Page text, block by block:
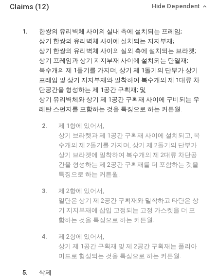
Claims (12) Hide Dependent
한쌍의 유리벽체 사이의 실내 측에 설치되는 프레임;
상기 한쌍의 유리벽체 사이에 설치되는 지지부재;
상기 한쌍의 유리벽체 사이의 실외 측에 설치되는 브라켓;
상기 프레임과 상기 지지부재 사이에 설치되는 단열재;
복수개의 제 1돌기를 가지며, 상기 제 1돌기의 단부가 상기
프레임 및 상기 지지부재와 밀착하여 복수개의 제 1대류 차
단공간을 형성하는 제 1공간 구획재; 및
상기 유리벽체와 상기 제 1공간 구획재 사이에 구비되는 우
레탄 스펀지를 포함하는 것을 특징으로 하는 커튼월.
제 1항에 있어서,
상기 브라켓과 제 1공간 구획재 사이에 설치되고, 복
수개의 제 2돌기를 가지며, 상기 제 2돌기의 단부가
상기 브라켓에 밀착하여 복수개의 제 2대류 차단공
간을 형성하는 제 2공간 구획재를 더 포함하는 것을
특징으로 하는 커튼월.
제 2항에 있어서,
일단은 상기 제 2공간 구획재와 밀착하고 타단은 상
기 지지부재에 삽입 고정되는 고정 가스켓을 더 포
함하는 것을 특징으로 하는 커튼월.
제 2항에 있어서,
상기 제 1공간 구획재 및 제 2공간 구획재는 폴리아
미드로 형성되는 것을 특징으로 하는 커튼월.
삭제